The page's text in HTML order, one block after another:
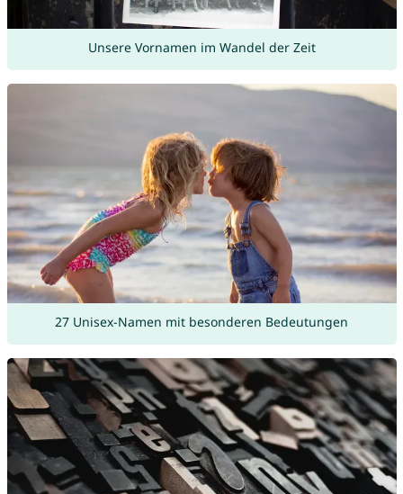
Unsere Vornamen im Wandel der Zeit
27 Unisex-Namen mit besonderen Bedeutungen